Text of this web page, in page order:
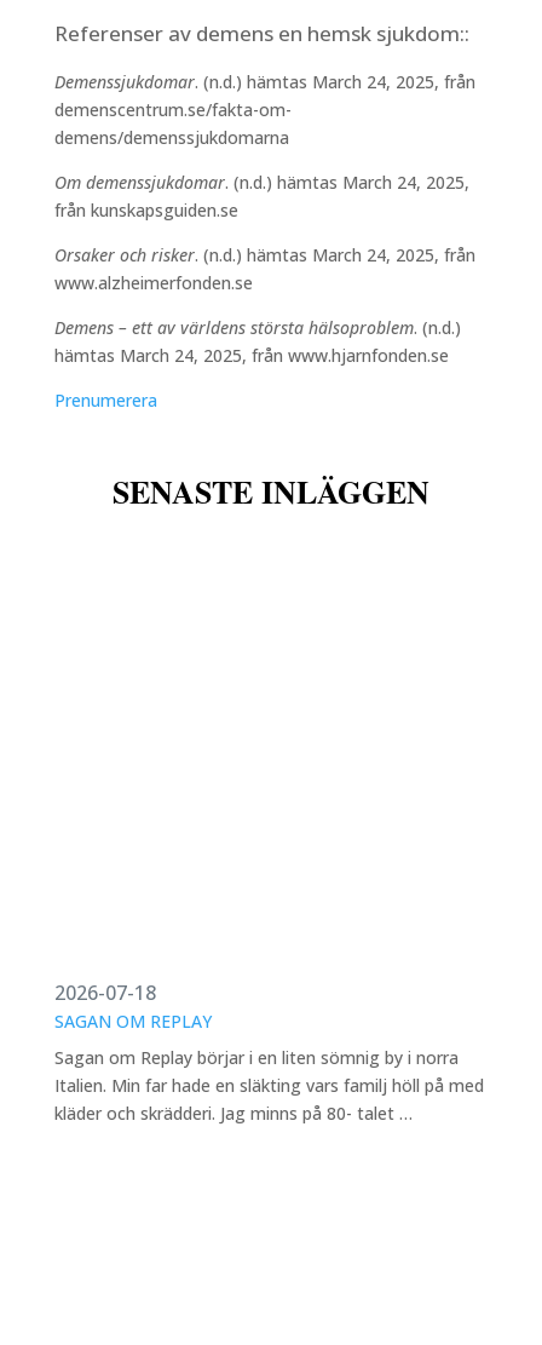
Referenser av demens en hemsk sjukdom::
Demenssjukdomar. (n.d.) hämtas March 24, 2025, från
demenscentrum.se/fakta-om-
demens/demenssjukdomarna
Om demenssjukdomar. (n.d.) hämtas March 24, 2025,
från kunskapsguiden.se
Orsaker och risker. (n.d.) hämtas March 24, 2025, från
www.alzheimerfonden.se
Demens – ett av världens största hälsoproblem. (n.d.)
hämtas March 24, 2025, från www.hjarnfonden.se
Prenumerera
SENASTE INLÄGGEN
2026-07-18
SAGAN OM REPLAY
Sagan om Replay börjar i en liten sömnig by i norra
Italien. Min far hade en släkting vars familj höll på med
kläder och skrädderi. Jag minns på 80- talet …